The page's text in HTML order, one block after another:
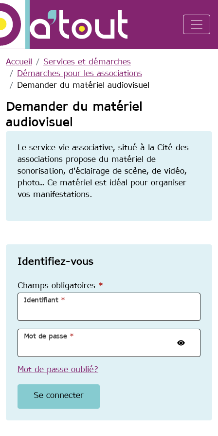
Accueil
Services et démarches
Démarches pour les associations
Demander du matériel audiovisuel
Demander du matériel
audiovisuel
Le service vie associative, situé à la Cité des
associations propose du matériel de
sonorisation, d'éclairage de scène, de vidéo,
photo… Ce matériel est idéal pour organiser
vos manifestations.
Identifiez-vous
Champs obligatoires *
Identifiant *
Mot de passe *
Mot de passe oublié?